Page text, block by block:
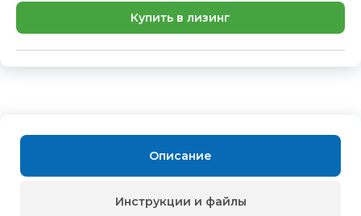
Купить в лизинг
Описание
Инструкции и файлы